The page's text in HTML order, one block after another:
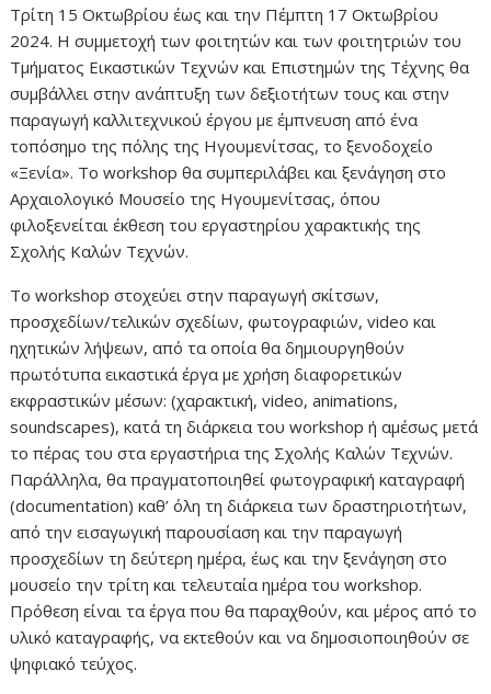
Τρίτη 15 Οκτωβρίου έως και την Πέμπτη 17 Οκτωβρίου
2024. Η συμμετοχή των φοιτητών και των φοιτητριών του
Τμήματος Εικαστικών Τεχνών και Επιστημών της Τέχνης θα
συμβάλλει στην ανάπτυξη των δεξιοτήτων τους και στην
παραγωγή καλλιτεχνικού έργου με έμπνευση από ένα
τοπόσημο της πόλης της Ηγουμενίτσας, το ξενοδοχείο
«Ξενία». Το workshop θα συμπεριλάβει και ξενάγηση στο
Αρχαιολογικό Μουσείο της Ηγουμενίτσας, όπου
φιλοξενείται έκθεση του εργαστηρίου χαρακτικής της
Σχολής Καλών Τεχνών.
Το workshop στοχεύει στην παραγωγή σκίτσων,
προσχεδίων/τελικών σχεδίων, φωτογραφιών, video και
ηχητικών λήψεων, από τα οποία θα δημιουργηθούν
πρωτότυπα εικαστικά έργα με χρήση διαφορετικών
εκφραστικών μέσων: (χαρακτική, video, animations,
soundscapes), κατά τη διάρκεια του workshop ή αμέσως μετά
το πέρας του στα εργαστήρια της Σχολής Καλών Τεχνών.
Παράλληλα, θα πραγματοποιηθεί φωτογραφική καταγραφή
(documentation) καθ’ όλη τη διάρκεια των δραστηριοτήτων,
από την εισαγωγική παρουσίαση και την παραγωγή
προσχεδίων τη δεύτερη ημέρα, έως και την ξενάγηση στο
μουσείο την τρίτη και τελευταία ημέρα του workshop.
Πρόθεση είναι τα έργα που θα παραχθούν, και μέρος από το
υλικό καταγραφής, να εκτεθούν και να δημοσιοποιηθούν σε
ψηφιακό τεύχος.